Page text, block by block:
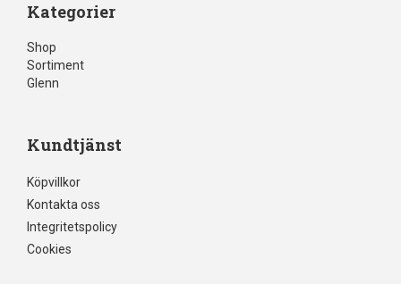
Kategorier
Shop
Sortiment
Glenn
Kundtjänst
Köpvillkor
Kontakta oss
Integritetspolicy
Cookies